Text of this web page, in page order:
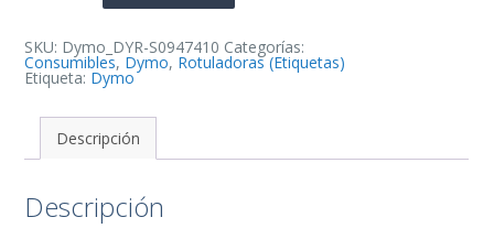
mm
-
260
Unidades
Texto
negro
sobre
cantidad
SKU: Dymo_DYR-S0947410 Categorías:
Consumibles, Dymo, Rotuladoras (Etiquetas)
Etiqueta: Dymo
Descripción
Descripción